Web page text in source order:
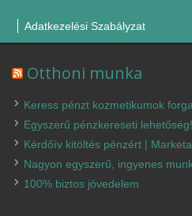
Adatkezelési Szabályzat
Otthoni munka
Keress pénzt kozmetikumok
Egyszerű pénzkereseti lehetőség!
Kérdőív kitöltés pénzért |
Nagyon egyszerű, ingyenes
100% biztos jövedelem